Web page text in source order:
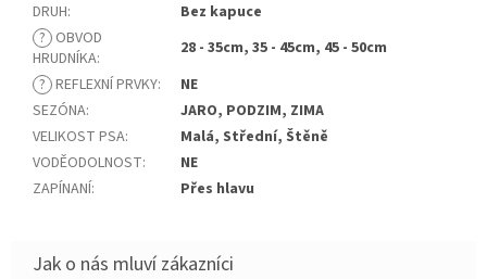
DRUH:
Bez kapuce
? OBVOD
HRUDNÍKA:
28 - 35cm, 35 - 45cm, 45 - 50cm
? REFLEXNÍ PRVKY:
NE
SEZÓNA:
JARO, PODZIM, ZIMA
VELIKOST PSA:
Malá, Střední, Štěně
VODĚODOLNOST:
NE
ZAPÍNANÍ: Přes hlavu